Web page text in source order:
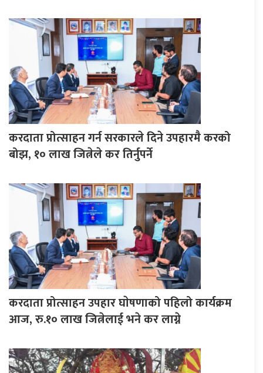
करदाता प्रोत्साहन गर्न सरकारले दिने उपहारमै करको
बोझ, १० लाख जित्नेले कर तिर्नुपर्ने
करदाता प्रोत्साहन उपहार घाेषणाको पहिलो कार्यक्रम
आज, रु.१० लाख जित्नेलाई भने कर लाग्ने